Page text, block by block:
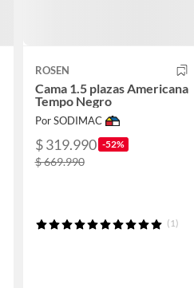
ROSEN
Cama 1.5 plazas Americana
Tempo Negro
Por SODIMAC
$ 319.990 -52%
$ 669.990
(1)